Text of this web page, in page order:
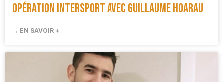
Opération Intersport avec Guillaume Hoarau
→ EN SAVOIR +